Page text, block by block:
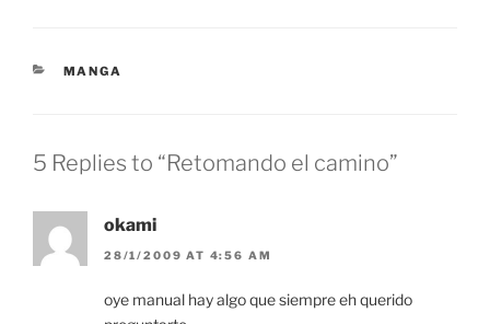
CATEGORIES
MANGA
5 Replies to “Retomando el camino”
okami
28/1/2009 AT 4:56 AM
oye manual hay algo que siempre eh querido